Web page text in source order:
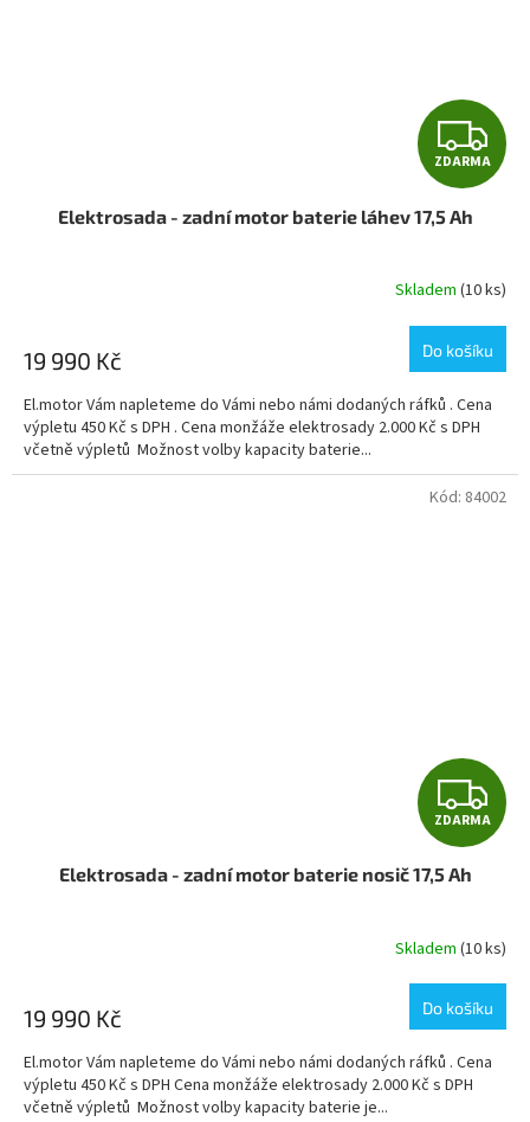
Z
D
R
M
A
ZDARMA
Elektrosada - zadní motor baterie láhev 17,5 Ah
je
z
5
hvězdiček.
Skladem(10 ks)
19 990 Kč Do košíku
El.motor Vám napleteme do Vámi nebo námi dodaných ráfků . Cena
výpletu 450 Kč s DPH . Cena monžáže elektrosady 2.000 Kč s DPH
včetně výpletů Možnost volby kapacity baterie...
Z
D
R
M
A
ZDARMA
Elektrosada - zadní motor baterie nosič 17,5 Ah
Skladem (10 ks)
19 990 Kč Do košíku
El.motor Vám napleteme do Vámi nebo námi dodaných ráfků . Cena
výpletu 450 Kč s DPH Cena monžáže elektrosady 2.000 Kč s DPH
včetně výpletů Možnost volby kapacity baterie je...
Kód: 84002